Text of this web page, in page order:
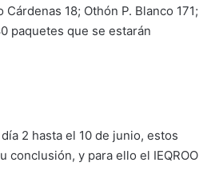
18; Othón P. Blanco 171;
paquetes que se estarán
2 hasta el 10 de junio, estos
y para ello el IEQROO